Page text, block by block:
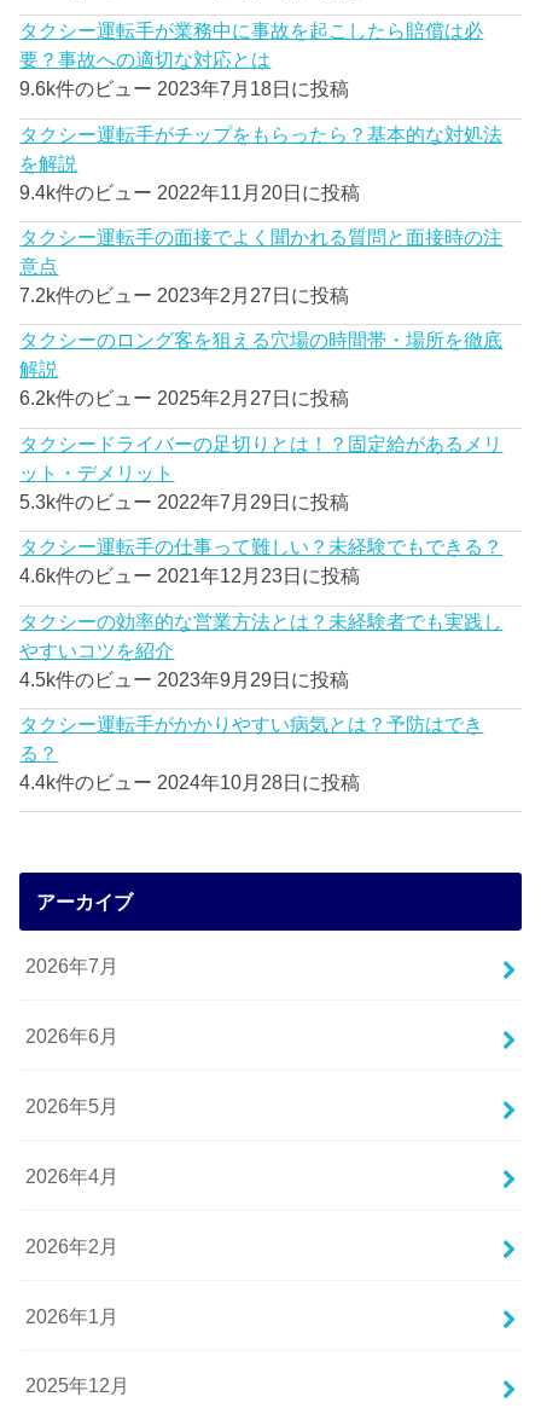
タクシー運転手が業務中に事故を起こしたら賠償は必
要？事故への適切な対応とは
9.6k件のビュー 2023年7月18日に投稿
タクシー運転手がチップをもらったら？基本的な対処法
を解説
9.4k件のビュー 2022年11月20日に投稿
タクシー運転手の面接でよく聞かれる質問と面接時の注
意点
7.2k件のビュー 2023年2月27日に投稿
タクシーのロング客を狙える穴場の時間帯・場所を徹底
解説
6.2k件のビュー 2025年2月27日に投稿
タクシードライバーの足切りとは！？固定給があるメリ
ット・デメリット
5.3k件のビュー 2022年7月29日に投稿
タクシー運転手の仕事って難しい？未経験でもできる？
4.6k件のビュー 2021年12月23日に投稿
タクシーの効率的な営業方法とは？未経験者でも実践し
やすいコツを紹介
4.5k件のビュー 2023年9月29日に投稿
タクシー運転手がかかりやすい病気とは？予防はでき
る？
4.4k件のビュー 2024年10月28日に投稿
アーカイブ
2026年7月
2026年6月
2026年5月
2026年4月
2026年2月
2026年1月
2025年12月